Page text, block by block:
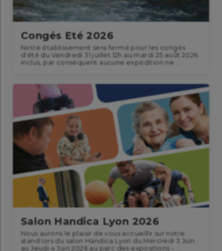
Congés Eté 2026
Notre établissement sera fermé pour les congés
d'été du Vendredi 31 juillet 12h au mardi 25 août 2026
inclus, par conséquent aucune expédition ne ...
Salon Handica Lyon 2026
Nous aurons le plaisir de vous accueillir sur notre
stand lors du salon Handica Lyon du Mercredi 3 Juin
au Jeudi 4 Juin 2026 au parc des expositions - ...